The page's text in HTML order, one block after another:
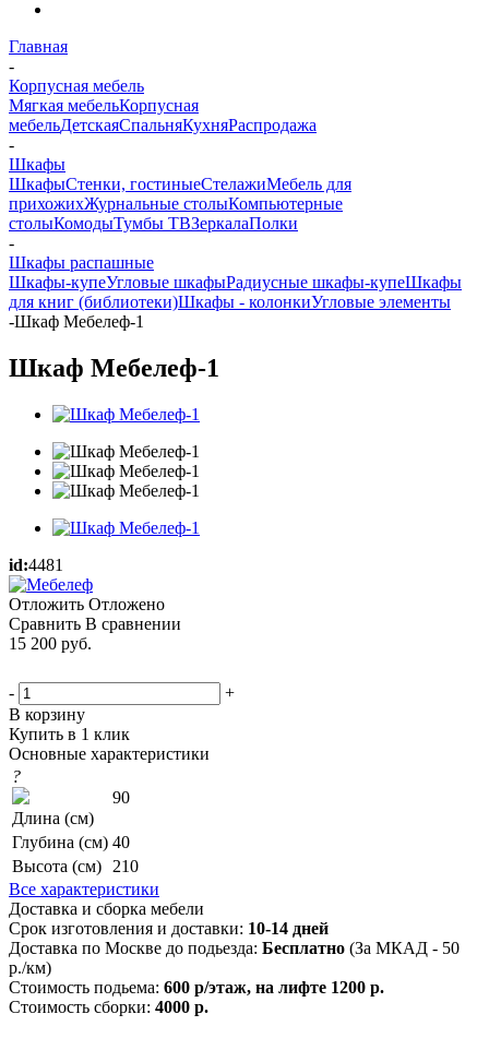
Главная
-
Корпусная мебель
Мягкая мебельКорпусная
мебельДетскаяСпальняКухняРаспродажа
-
Шкафы
ШкафыСтенки, гостиныеСтелажиМебель для
прихожихЖурнальные столыКомпьютерные
столыКомодыТумбы ТВЗеркалаПолки
-
Шкафы распашные
Шкафы-купеУгловые шкафыРадиусные шкафы-купеШкафы
для книг (библиотеки)Шкафы - колонкиУгловые элементы
-Шкаф Мебелеф-1
Шкаф Мебелеф-1
id:4481
Отложить Отложено
Сравнить В сравнении
15 200 руб.
-
+
В корзину
Купить в 1 клик
Основные характеристики
?
Длина (см)
90
Глубина (см) 40
Высота (см)
210
Все характеристики
Доставка и сборка мебели
Срок изготовления и доставки: 10-14 дней
Доставка по Москве до подьезда: Бесплатно (За МКАД - 50
р./км)
Стоимость подьема: 600 р/этаж, на лифте 1200 р.
Стоимость сборки: 4000 р.